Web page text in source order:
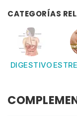
CATEGORÍAS
DIGESTIVO